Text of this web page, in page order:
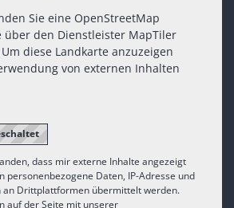
Sie eine OpenStreetMap
über den Dienstleister MapTiler
diese Landkarte anzuzeigen
von externen Inhalten
dass mir externe Inhalte angezeigt
personenbezogene Daten, IP-Adresse und
an Drittplattformen übermittelt werden.
auf der Seite mit unserer